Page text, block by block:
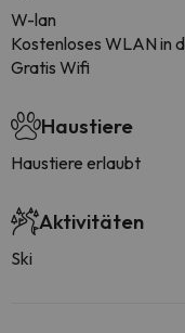
W-lan
Kostenloses WLAN in
Gratis Wifi
Haustiere
Haustiere erlaubt
Aktivitäten
Ski